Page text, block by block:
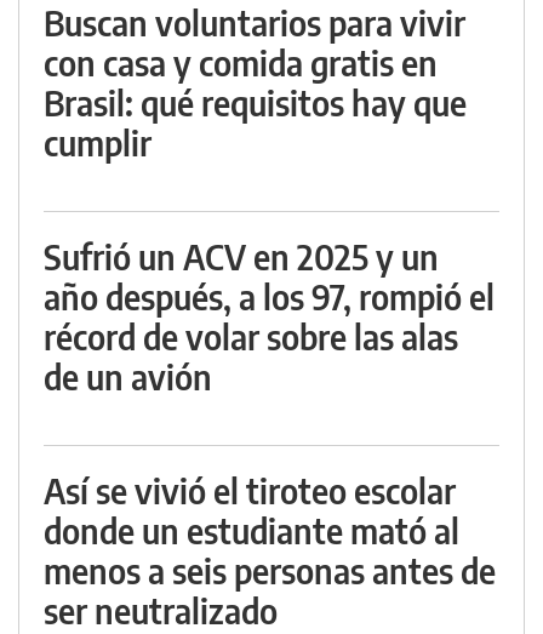
Buscan voluntarios para vivir
con casa y comida gratis en
Brasil: qué requisitos hay que
cumplir
Sufrió un ACV en 2025 y un
año después, a los 97, rompió el
récord de volar sobre las alas
de un avión
Así se vivió el tiroteo escolar
donde un estudiante mató al
menos a seis personas antes de
ser neutralizado